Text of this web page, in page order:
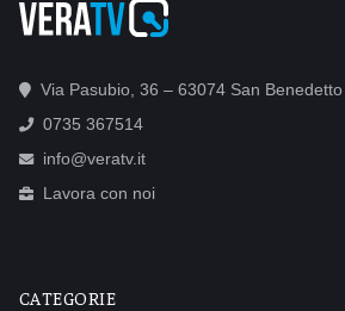
Via Pasubio, 36 – 63074 San
0735 367514
info@veratv.it
Lavora con noi
CATEGORIE